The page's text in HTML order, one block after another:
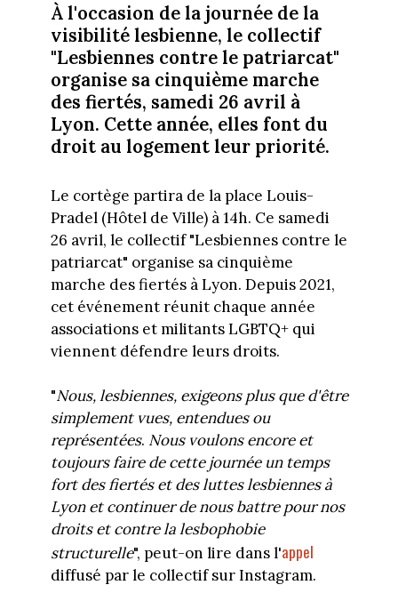
À l'occasion de la journée de la
visibilité lesbienne, le collectif
"Lesbiennes contre le patriarcat"
organise sa cinquième marche
des fiertés, samedi 26 avril à
Lyon. Cette année, elles font du
droit au logement leur priorité.
Le cortège partira de la place Louis-
Pradel (Hôtel de Ville) à 14h. Ce samedi
26 avril, le collectif "Lesbiennes contre le
patriarcat" organise sa cinquième
marche des fiertés à Lyon. Depuis 2021,
cet événement réunit chaque année
associations et militants LGBTQ+ qui
viennent défendre leurs droits.
"Nous, lesbiennes, exigeons plus que d'être
simplement vues, entendues ou
représentées. Nous voulons encore et
toujours faire de cette journée un temps
fort des fiertés et des luttes lesbiennes à
Lyon et continuer de nous battre pour nos
droits et contre la lesbophobie
structurelle", peut-on lire dans l'appel
diffusé par le collectif sur Instagram.